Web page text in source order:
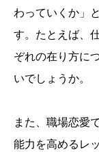
わっていくか」
す。たとえば、
ぞれの在り方に
いでしょうか。
また、職場恋愛
能力を高めるレ